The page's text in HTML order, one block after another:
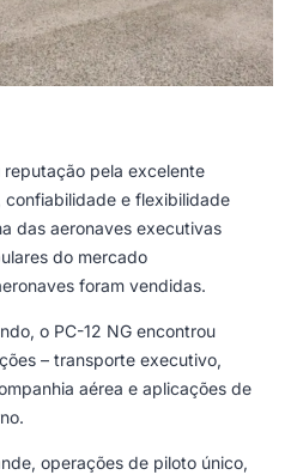
reputação pela excelente
e flexibilidade
das aeronaves executivas
do mercado
foram vendidas.
o PC-12 NG encontrou
– transporte executivo,
aérea e aplicações de
operações de piloto único,